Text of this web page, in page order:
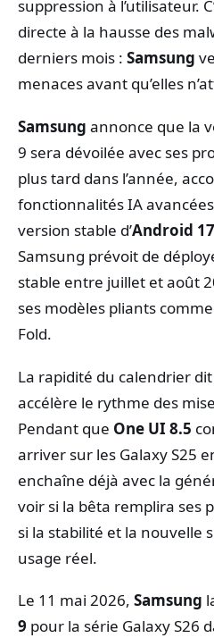
suppression à l’utilisateur.
directe à la hausse des
derniers mois : Samsung
menaces avant qu’elles
Samsung annonce que la
9 sera dévoilée avec ses
plus tard dans l’année,
fonctionnalités IA
version stable d’Android 17
Samsung prévoit de
stable entre juillet et août
ses modèles pliants
Fold.
La rapidité du calendrier
accélère le rythme des
Pendant que One UI 8.5
arriver sur les Galaxy S25
enchaîne déjà avec la
voir si la bêta remplira ses
si la stabilité et la nouvelle
usage réel.
Le 11 mai 2026, Samsung
9 pour la série Galaxy S26